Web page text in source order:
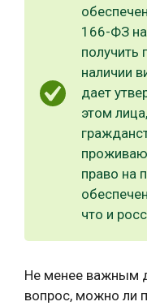
166-ФЗ
получить
наличии
дает
этом
право на
что и
Не менее важным
вопрос, можно ли